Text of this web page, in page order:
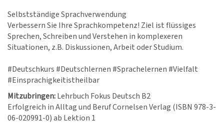
Selbstständige Sprachverwendung
Verbessern Sie Ihre Sprachkompetenz! Ziel ist flüssiges
Sprechen, Schreiben und Verstehen in komplexeren
Situationen, z.B. Diskussionen, Arbeit oder Studium.
#Deutschkurs #Deutschlernen #Sprachelernen #Vielfalt
#Einsprachigkeitistheilbar
Mitzubringen:Lehrbuch Fokus Deutsch B2
Erfolgreich in Alltag und Beruf Cornelsen Verlag (ISBN 978-3-
06-020991-0) ab Lektion 1